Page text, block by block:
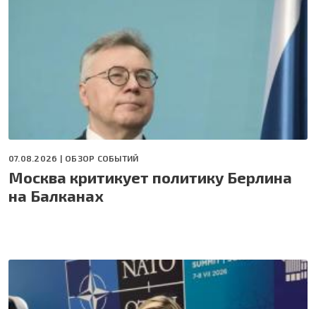
07.08.2026 | ОБЗОР СОБЫТИЙ
Москва критикует политику Берлина
на Балканах